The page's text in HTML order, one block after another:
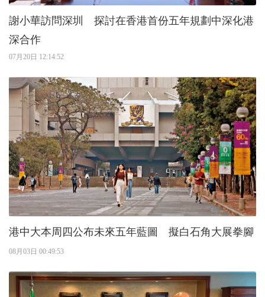
謝小華訪問深圳 探討在香港首份五年規劃中深化港
深合作
07月20日 12:14:52
港中大本周四公布未來五年藍圖 擬白石角大展拳腳
08月03日 00:49:53